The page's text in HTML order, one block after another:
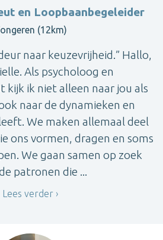
en Loopbaanbegeleider
(12km)
naar keuzevrijheid.” Hallo,
Als psycholoog en
kijk ik niet alleen naar jou als
naar de dynamieken en
We maken allemaal deel
ons vormen, dragen en soms
We gaan samen op zoek
patronen die ...
Lees verder